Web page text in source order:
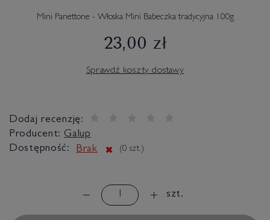
Mini Panettone - Włoska Mini Babeczka tradycyjna 100g
23,00 zł
Sprawdź koszty dostawy
Dodaj recenzję:
Producent: Galup
Dostępność:
Brak (0 szt.)
szt.